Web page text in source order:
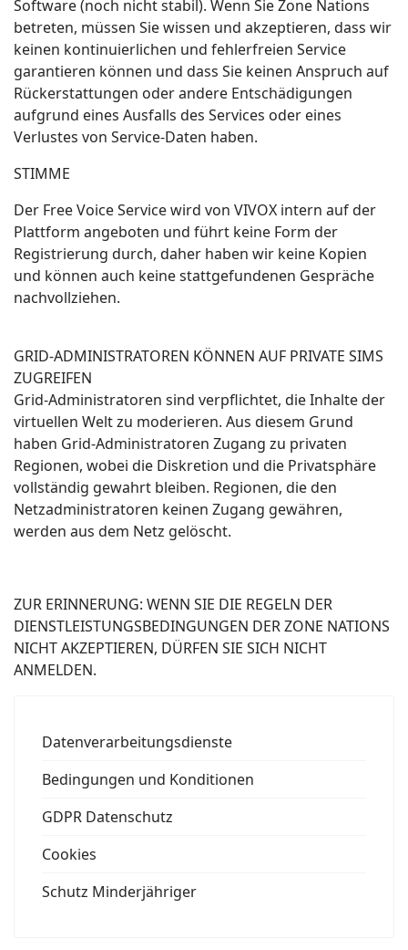
Software (noch nicht stabil). Wenn Sie Zone Nations
betreten, müssen Sie wissen und akzeptieren, dass wir
keinen kontinuierlichen und fehlerfreien Service
garantieren können und dass Sie keinen Anspruch auf
Rückerstattungen oder andere Entschädigungen
aufgrund eines Ausfalls des Services oder eines
Verlustes von Service-Daten haben.
STIMME
Der Free Voice Service wird von VIVOX intern auf der
Plattform angeboten und führt keine Form der
Registrierung durch, daher haben wir keine Kopien
und können auch keine stattgefundenen Gespräche
nachvollziehen.
GRID-ADMINISTRATOREN KÖNNEN AUF PRIVATE SIMS
ZUGREIFEN
Grid-Administratoren sind verpflichtet, die Inhalte der
virtuellen Welt zu moderieren. Aus diesem Grund
haben Grid-Administratoren Zugang zu privaten
Regionen, wobei die Diskretion und die Privatsphäre
vollständig gewahrt bleiben. Regionen, die den
Netzadministratoren keinen Zugang gewähren,
werden aus dem Netz gelöscht.
ZUR ERINNERUNG: WENN SIE DIE REGELN DER
DIENSTLEISTUNGSBEDINGUNGEN DER ZONE NATIONS
NICHT AKZEPTIEREN, DÜRFEN SIE SICH NICHT
ANMELDEN.
Datenverarbeitungsdienste
Bedingungen und Konditionen
GDPR Datenschutz
Cookies
Schutz Minderjähriger